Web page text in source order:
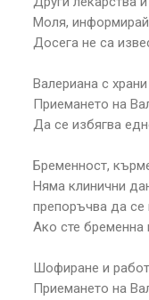
Моля,
Досега не са
Валериана с
Приемането на
Да се избягва
Бременност,
Няма клинични
препоръчва да
Ако сте бременна
Шофиране и
Приемането на